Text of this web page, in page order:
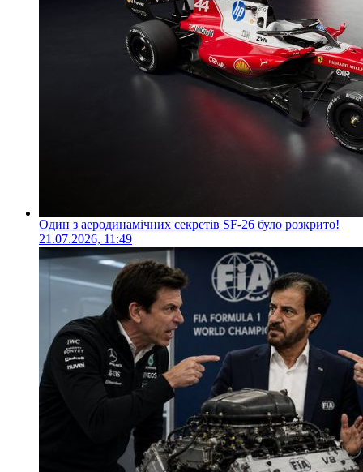
Один з аеродинамічних секретів SF-26 було розкрито!
21.07.2026, 11:49